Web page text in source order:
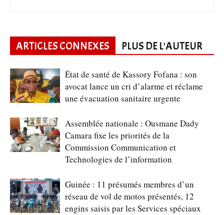
ARTICLES CONNEXES PLUS DE L'AUTEUR
État de santé de Kassory Fofana : son
avocat lance un cri d’alarme et réclame
une évacuation sanitaire urgente
Assemblée nationale : Ousmane Dady
Camara fixe les priorités de la
Commission Communication et
Technologies de l’information
Guinée : 11 présumés membres d’un
réseau de vol de motos présentés, 12
engins saisis par les Services spéciaux